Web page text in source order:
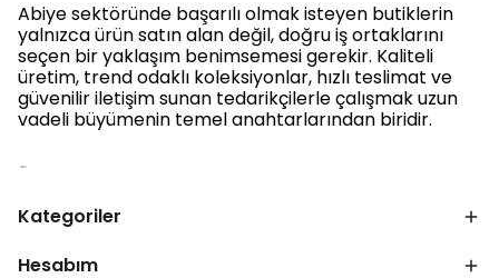
Abiye sektöründe başarılı olmak isteyen butiklerin
yalnızca ürün satın alan değil, doğru iş ortaklarını
seçen bir yaklaşım benimsemesi gerekir. Kaliteli
üretim, trend odaklı koleksiyonlar, hızlı teslimat ve
güvenilir iletişim sunan tedarikçilerle çalışmak uzun
vadeli büyümenin temel anahtarlarından biridir.
Kategoriler
Hesabım